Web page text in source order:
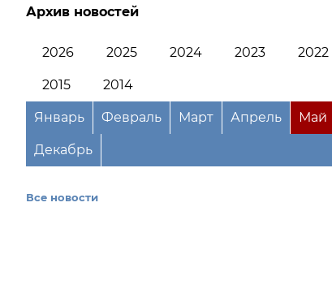
Архив новостей
2026 2025 2024 2023 2022
2015 2014
Январь Февраль Март Апрель Май
Декабрь
Все новости